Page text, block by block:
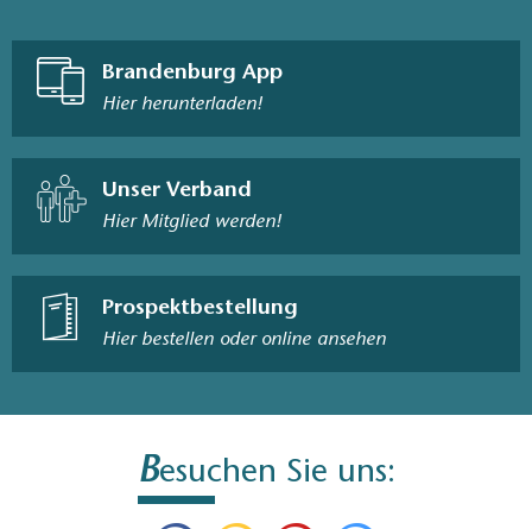
Brandenburg App
Hier herunterladen!
Unser Verband
Hier Mitglied werden!
Prospektbestellung
Hier bestellen oder online ansehen
Besuchen Sie uns: